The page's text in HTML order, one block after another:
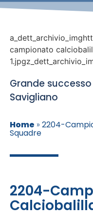
campionato
Grande
Savigliano
Home » 2204-
Squadre
2204-